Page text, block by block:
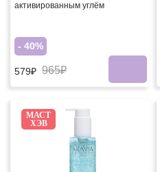
активированным углём
- 40%
579₽ 965₽
МАСТ
ХЭВ